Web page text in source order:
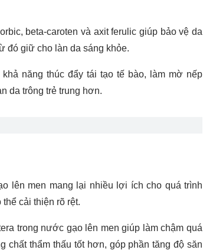
beta-caroten và axit ferulic giúp bảo vệ da
đó giữ cho làn da sáng khỏe.
năng thúc đẩy tái tạo tế bào, làm mờ nếp
da trông trẻ trung hơn.
lên men mang lại nhiều lợi ích cho quá trình
cải thiện rõ rệt.
trong nước gạo lên men giúp làm chậm quá
chất thẩm thấu tốt hơn, góp phần tăng độ săn